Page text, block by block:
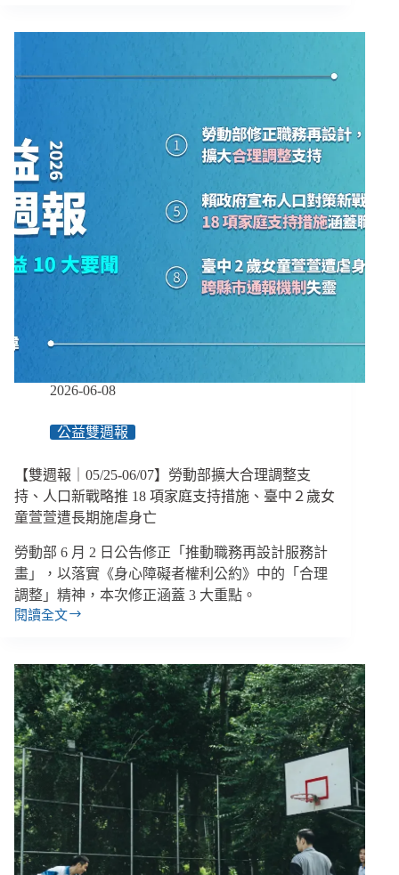
07/05】
霸
凌
新
制
７
月
行、
居
訪
造
紀
錄
起
訴、
長
照
人
虐
待
詐
欺
廢
照
者
永
不
得
再
2026-06-08
公益雙週報
【雙週報｜05/25-06/07】勞動部擴大合理調整支
持、人口新戰略推 18 項家庭支持措施、臺中２歲女
童萱萱遭長期施虐身亡
勞動部 6 月 2 日公告修正「推動職務再設計服務計
畫」，以落實《身心障礙者權利公約》中的「合理
調整」精神，本次修正涵蓋 3 大重點。
閱讀全文
【雙
｜
05/25-
06/07】
勞
動
部
擴
大
合
理
調